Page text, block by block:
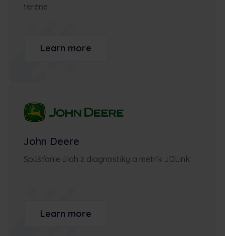
teréne
Learn more
John Deere
Spúšťanie úloh z diagnostiky a metrík JDLink
Learn more